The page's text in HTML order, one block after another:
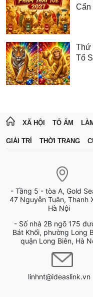
Cẩn
Thứ
Tổ
XÃ HỘI TỔ ẤM
GIẢI TRÍ THỜI TRANG
- Tầng 5 - tòa A, Gold
47 Nguyễn Tuân, Thanh
Hà Nội
- Số nhà 2B ngõ 175
Bát Khối, phường Long
quận Long Biên, Hà
linhnt@ideaslink.vn